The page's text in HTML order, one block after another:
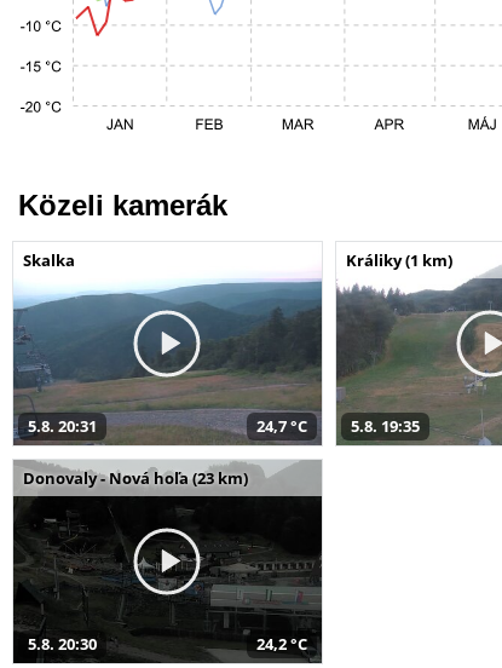
Közeli kamerák
Skalka
5.8. 20:31 24,7 °C
Králiky (1 km)
5.8. 19:35
Donovaly - Nová hoľa (23 km)
5.8. 20:30 24,2 °C